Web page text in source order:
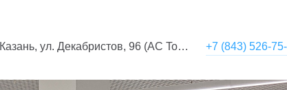
Казань, ул. Декабристов, 96 (АС Toyota) +7 (843) 526-